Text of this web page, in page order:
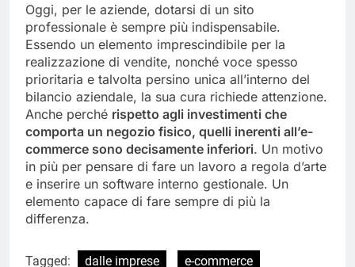
Oggi, per le aziende, dotarsi di un sito
professionale è sempre più indispensabile.
Essendo un elemento imprescindibile per la
realizzazione di vendite, nonché voce spesso
prioritaria e talvolta persino unica all’interno del
bilancio aziendale, la sua cura richiede attenzione.
Anche perché rispetto agli investimenti che
comporta un negozio fisico, quelli inerenti all’e-
commerce sono decisamente inferiori. Un motivo
in più per pensare di fare un lavoro a regola d’arte
e inserire un software interno gestionale. Un
elemento capace di fare sempre di più la
differenza.
Tagged: dalle imprese e-commerce